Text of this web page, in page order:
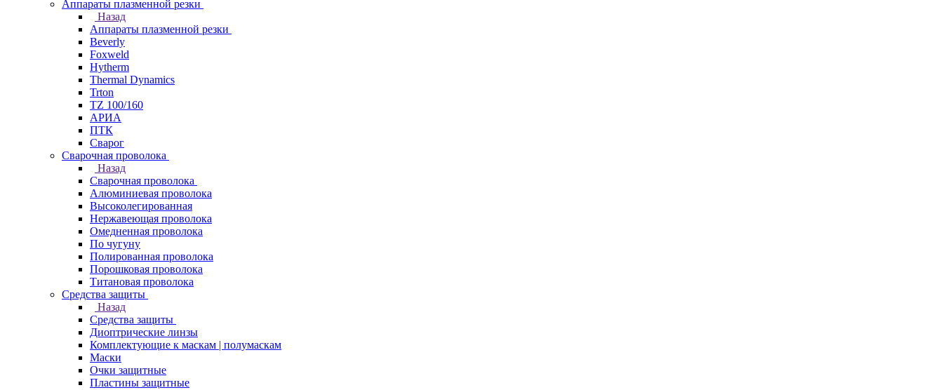
Аппараты плазменной резки
Назад
Аппараты плазменной резки
Beverly
Foxweld
Hytherm
Thermal Dynamics
Trton
TZ 100/160
АРИА
ПТК
Сварог
Сварочная проволока
Назад
Сварочная проволока
Алюминиевая проволока
Высоколегированная
Нержавеющая проволока
Омедненная проволока
По чугуну
Полированная проволока
Порошковая проволока
Титановая проволока
Средства защиты
Назад
Средства защиты
Диоптрические линзы
Комплектующие к маскам | полумаскам
Маски
Очки защитные
Пластины защитные